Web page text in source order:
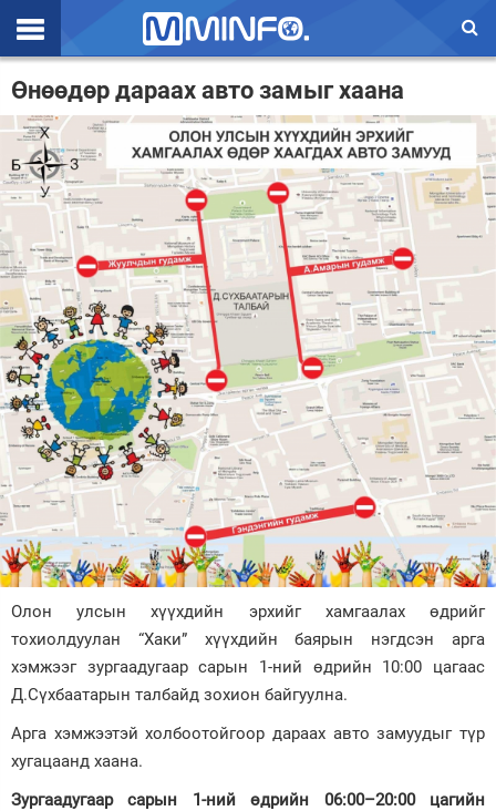
Эхлэл
Цаг агаар
Валют ханш
Улс төр
Эдийн засаг
Үзэл бодол
Спорт
Нийгэм
Дэлхий
Энтертайнмэнт
Зурхай
Өнөөдөр дараах авто замыг хаана
Олон улсын хүүхдийн эрхийг хамгаалах өдрийг
тохиолдуулан “Хаки” хүүхдийн баярын нэгдсэн арга
хэмжээг зургаадугаар сарын 1-ний өдрийн 10:00 цагаас
Д.Сүхбаатарын талбайд зохион байгуулна.
Арга хэмжээтэй холбоотойгоор дараах авто замуудыг түр
хугацаанд хаана.
Зургаадугаар сарын 1-ний өдрийн 06:00–20:00 цагийн